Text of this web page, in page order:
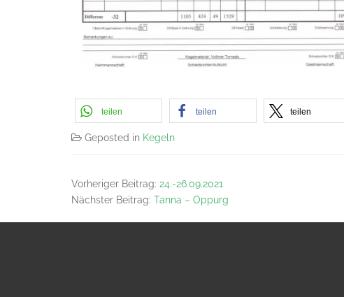
teilen teilen teilen
Geposted in Kegeln
Vorheriger Beitrag: 24.-26.09.2021
Nächster Beitrag: Tanna – Oppurg